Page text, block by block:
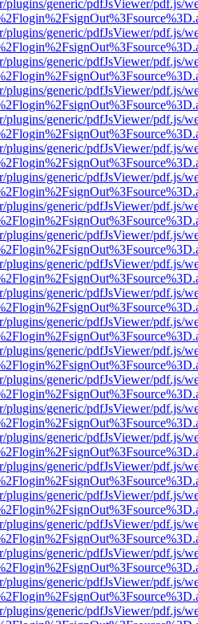
plugins/generic/pdfJsViewer/pdf.js/
plugins/generic/pdfJsViewer/pdf.js/
plugins/generic/pdfJsViewer/pdf.js/
plugins/generic/pdfJsViewer/pdf.js/
plugins/generic/pdfJsViewer/pdf.js/
plugins/generic/pdfJsViewer/pdf.js/
plugins/generic/pdfJsViewer/pdf.js/
plugins/generic/pdfJsViewer/pdf.js/
plugins/generic/pdfJsViewer/pdf.js/
plugins/generic/pdfJsViewer/pdf.js/
plugins/generic/pdfJsViewer/pdf.js/
plugins/generic/pdfJsViewer/pdf.js/
plugins/generic/pdfJsViewer/pdf.js/
plugins/generic/pdfJsViewer/pdf.js/
plugins/generic/pdfJsViewer/pdf.js/
plugins/generic/pdfJsViewer/pdf.js/
plugins/generic/pdfJsViewer/pdf.js/
plugins/generic/pdfJsViewer/pdf.js/
plugins/generic/pdfJsViewer/pdf.js/
plugins/generic/pdfJsViewer/pdf.js/
plugins/generic/pdfJsViewer/pdf.js/
plugins/generic/pdfJsViewer/pdf.js/